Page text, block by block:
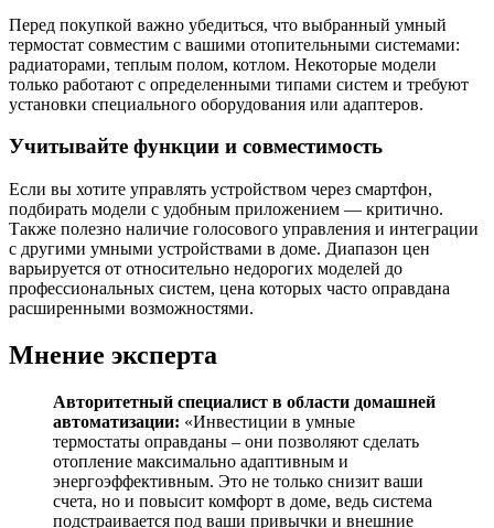
Перед покупкой важно убедиться, что выбранный умный
термостат совместим с вашими отопительными системами:
радиаторами, теплым полом, котлом. Некоторые модели
только работают с определенными типами систем и требуют
установки специального оборудования или адаптеров.
Учитывайте функции и совместимость
Если вы хотите управлять устройством через смартфон,
подбирать модели с удобным приложением — критично.
Также полезно наличие голосового управления и интеграции
с другими умными устройствами в доме. Диапазон цен
варьируется от относительно недорогих моделей до
профессиональных систем, цена которых часто оправдана
расширенными возможностями.
Мнение эксперта
Авторитетный специалист в области домашней
автоматизации: «Инвестиции в умные
термостаты оправданы – они позволяют сделать
отопление максимально адаптивным и
энергоэффективным. Это не только снизит ваши
счета, но и повысит комфорт в доме, ведь система
подстраивается под ваши привычки и внешние